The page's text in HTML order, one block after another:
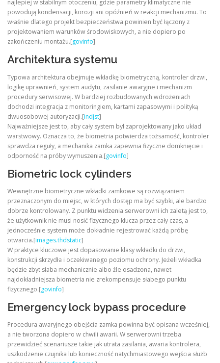
najlepiej w stabilnym otoczeniu, gdzie parametry klimatyczne nie
powodują kondensacji, korozji ani opóźnień w reakcji mechanizmu. To
właśnie dlatego projekt bezpieczeństwa powinien być łączony z
projektowaniem warunków środowiskowych, a nie dopiero po
zakończeniu montażu.[govinfo]
Architektura systemu
Typowa architektura obejmuje wkładkę biometryczną, kontroler drzwi,
logikę uprawnień, system audytu, zasilanie awaryjne i mechanizm
procedury serwisowej. W bardziej rozbudowanych wdrożeniach
dochodzi integracja z monitoringiem, kartami zapasowymi i polityką
dwuosobowej autoryzacji.[indjst]
Najważniejsze jest to, aby cały system był zaprojektowany jako układ
warstwowy. Oznacza to, że biometria potwierdza tożsamość, kontroler
sprawdza reguły, a mechanika zamka zapewnia fizyczne domknięcie i
odporność na próby wymuszenia.[govinfo]
Biometric lock cylinders
Wewnętrzne biometryczne wkładki zamkowe są rozwiązaniem
przeznaczonym do miejsc, w których dostęp ma być szybki, ale bardzo
dobrze kontrolowany. Z punktu widzenia serwerowni ich zaletą jest to,
że użytkownik nie musi nosić fizycznego klucza przez cały czas, a
jednocześnie system może dokładnie rejestrować każdą próbę
otwarcia.[images.thdstatic]
W praktyce kluczowe jest dopasowanie klasy wkładki do drzwi,
konstrukcji skrzydła i oczekiwanego poziomu ochrony. Jeżeli wkładka
będzie zbyt słaba mechanicznie albo źle osadzona, nawet
najdokładniejsza biometria nie zrekompensuje słabego punktu
fizycznego.[govinfo]
Emergency lock bypass procedure
Procedura awaryjnego obejścia zamka powinna być opisana wcześniej,
a nie tworzona dopiero w chwili awarii. W serwerowni trzeba
przewidzieć scenariusze takie jak utrata zasilania, awaria kontrolera,
uszkodzenie czujnika lub konieczność natychmiastowego wejścia służb